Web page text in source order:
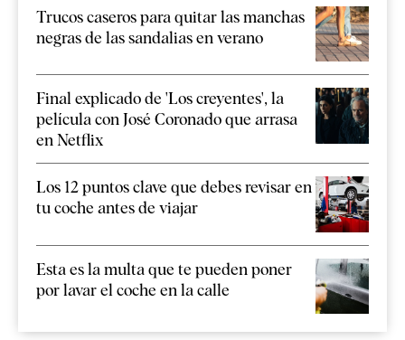
Trucos caseros para quitar las manchas
negras de las sandalias en verano
Final explicado de 'Los creyentes', la
película con José Coronado que arrasa
en Netflix
Los 12 puntos clave que debes revisar en
tu coche antes de viajar
Esta es la multa que te pueden poner
por lavar el coche en la calle